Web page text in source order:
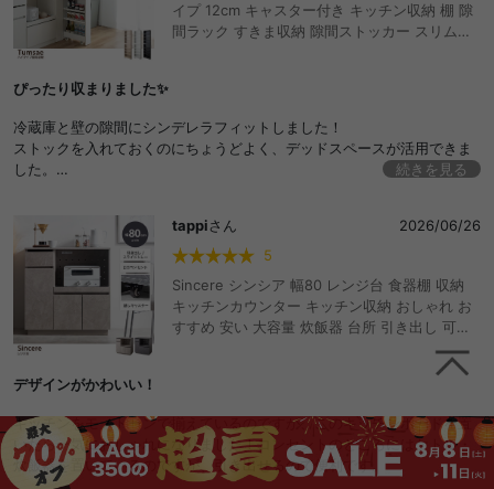
イプ 12cm キャスター付き キッチン収納 棚 隙
間ラック すきま収納 隙間ストッカー スリムラ
ぴったり収まりました✨
冷蔵庫と壁の隙間にシンデレラフィットしました！
ストックを入れておくのにちょうどよく、デッドスペースが活用できま
した。
続きを見る
tappiさん
2026/06/26
5
Sincere シンシア 幅80 レンジ台 食器棚 収納
キッチンカウンター キッチン収納 おしゃれ お
すすめ 安い 大容量 炊飯器 台所 引き出し 可動
棚 キャスター付き かわいい 一人暮らし ワンル
ーム キッチンボード キッチンラック ワゴン キ
デザインがかわいい！
キッチンをモノトーンで揃えているのですが、このキッチンボードを置
いたら一気におしゃれになりました！コンセントのところにはケトル・
炊飯器を置いているのですが、引き出せるので便利です。